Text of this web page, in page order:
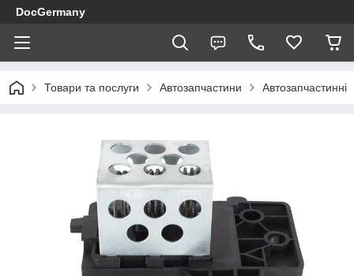
DocGermany
Товари та послуги Автозапчастини Автозапчастинні